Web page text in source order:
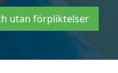
utan förpliktelser